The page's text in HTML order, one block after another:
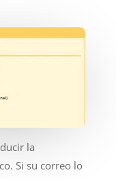
la
Si su correo lo